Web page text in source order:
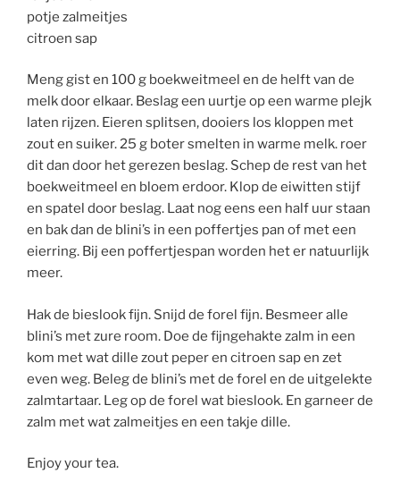
potje zalmeitjes
citroen sap
Meng gist en 100 g boekweitmeel en de helft van de
melk door elkaar. Beslag een uurtje op een warme plejk
laten rijzen. Eieren splitsen, dooiers los kloppen met
zout en suiker. 25 g boter smelten in warme melk. roer
dit dan door het gerezen beslag. Schep de rest van het
boekweitmeel en bloem erdoor. Klop de eiwitten stijf
en spatel door beslag. Laat nog eens een half uur staan
en bak dan de blini’s in een poffertjes pan of met een
eierring. Bij een poffertjespan worden het er natuurlijk
meer.
Hak de bieslook fijn. Snijd de forel fijn. Besmeer alle
blini’s met zure room. Doe de fijngehakte zalm in een
kom met wat dille zout peper en citroen sap en zet
even weg. Beleg de blini’s met de forel en de uitgelekte
zalmtartaar. Leg op de forel wat bieslook. En garneer de
zalm met wat zalmeitjes en een takje dille.
Enjoy your tea.